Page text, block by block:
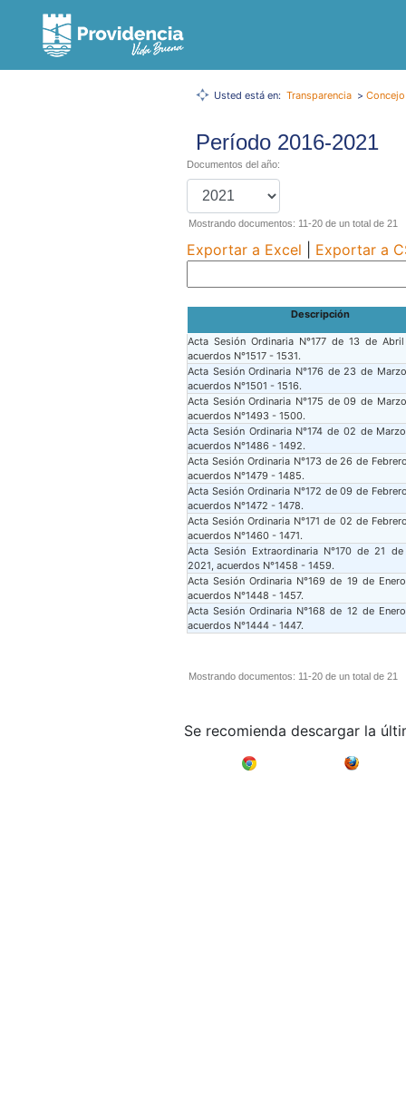
Usted está en: Transparencia >
Período 2016-2021
Documentos del año:
Mostrando documentos: 11-20 de un total de 21
Exportar a Excel Exportar a
Descripción
Acta Sesión Ordinaria N°177 de 13 de
acuerdos N°1517 - 1531.
Acta Sesión Ordinaria N°176 de 23 de
acuerdos N°1501 - 1516.
Acta Sesión Ordinaria N°175 de 09 de
acuerdos N°1493 - 1500.
Acta Sesión Ordinaria N°174 de 02 de
acuerdos N°1486 - 1492.
Acta Sesión Ordinaria N°173 de 26 de
acuerdos N°1479 - 1485.
Acta Sesión Ordinaria N°172 de 09 de
acuerdos N°1472 - 1478.
Acta Sesión Ordinaria N°171 de 02 de
acuerdos N°1460 - 1471.
Acta Sesión Extraordinaria N°170 de 21
2021, acuerdos N°1458 - 1459.
Acta Sesión Ordinaria N°169 de 19 de
acuerdos N°1448 - 1457.
Acta Sesión Ordinaria N°168 de 12 de
acuerdos N°1444 - 1447.
Mostrando documentos: 11-20 de un total de 21
Se recomienda descargar la